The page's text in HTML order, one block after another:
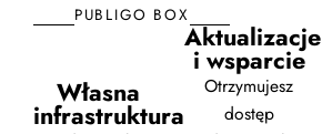
PUBLIGO BOX
Własna
infrastruktura
Aktualizacje
i wsparcie
Otrzymujesz
dostęp